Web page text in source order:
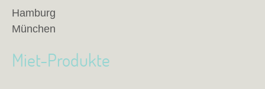
Hamburg
München
Miet-Produkte